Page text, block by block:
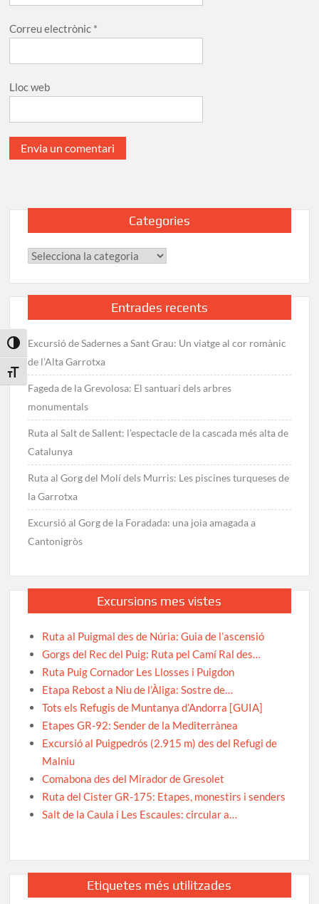
Toggle High Contrast
Toggle Font size
Correu electrònic *
Lloc web
Categories
Categories
Entrades recents
Excursió de Sadernes a Sant Grau: Un viatge al cor romànic
de l’Alta Garrotxa
Fageda de la Grevolosa: El santuari dels arbres
monumentals
Ruta al Salt de Sallent: l’espectacle de la cascada més alta de
Catalunya
Ruta al Gorg del Molí dels Murris: Les piscines turqueses de
la Garrotxa
Excursió al Gorg de la Foradada: una joia amagada a
Cantonigròs
Excursions mes vistes
Ruta al Puigmal des de Núria: Guia de l’ascensió
Gorgs del Rec del Puig: Ruta pel Camí Ral des…
Ruta Puig Cornador Les Llosses i Puigdon
Etapa Rebost a Niu de l’Àliga: Sostre de…
Tots els Refugis de Muntanya d’Andorra [GUIA]
Etapes GR-92: Sender de la Mediterrànea
Excursió al Puigpedrós (2.915 m) des del Refugi de
Malniu
Comabona des del Mirador de Gresolet
Ruta del Cister GR-175: Etapes, monestirs i senders
Salt de la Caula i Les Escaules: circular a…
Etiquetes més utilitzades